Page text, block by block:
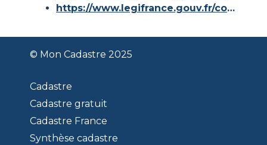
https://www.legifrance.gouv.fr/codes/id/LEGISCTA000006180153/
© Mon Cadastre 2025
Cadastre
Cadastre gratuit
Cadastre France
Synthèse cadastre